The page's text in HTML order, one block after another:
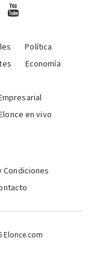
Política
Economía
en vivo
Condiciones
Elonce.com